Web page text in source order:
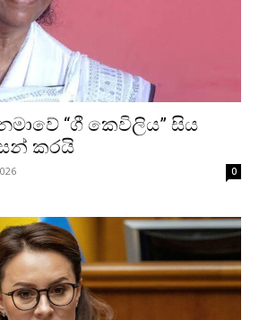
“ගී කෙවිලිය” සිය
කරයි
0